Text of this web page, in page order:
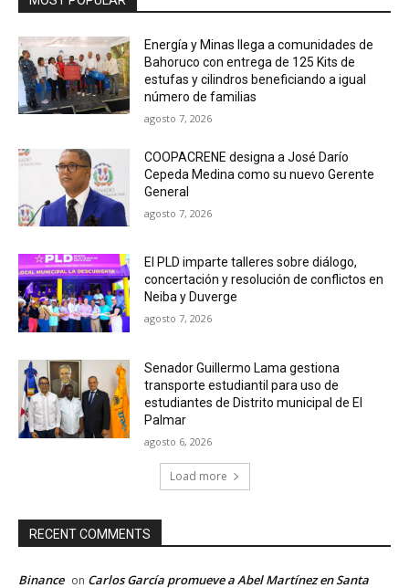
Energía y Minas llega a comunidades de
Bahoruco con entrega de 125 Kits de
estufas y cilindros beneficiando a igual
número de familias
agosto 7, 2026
COOPACRENE designa a José Darío
Cepeda Medina como su nuevo Gerente
General
agosto 7, 2026
El PLD imparte talleres sobre diálogo,
concertación y resolución de conflictos en
Neiba y Duverge
agosto 7, 2026
Senador Guillermo Lama gestiona
transporte estudiantil para uso de
estudiantes de Distrito municipal de El
Palmar
agosto 6, 2026
Load more
RECENT COMMENTS
Binance on Carlos García promueve a Abel Martínez en Santa